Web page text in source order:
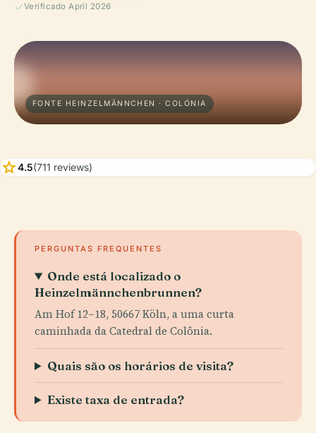
Verificado April 2026
FONTE HEINZELMÄNNCHEN · COLÓNIA
star4.5(711 reviews)
PERGUNTAS FREQUENTES
Onde está localizado o
Heinzelmännchenbrunnen?
Am Hof 12–18, 50667 Köln, a uma curta
caminhada da Catedral de Colônia.
Quais são os horários de visita?
Existe taxa de entrada?